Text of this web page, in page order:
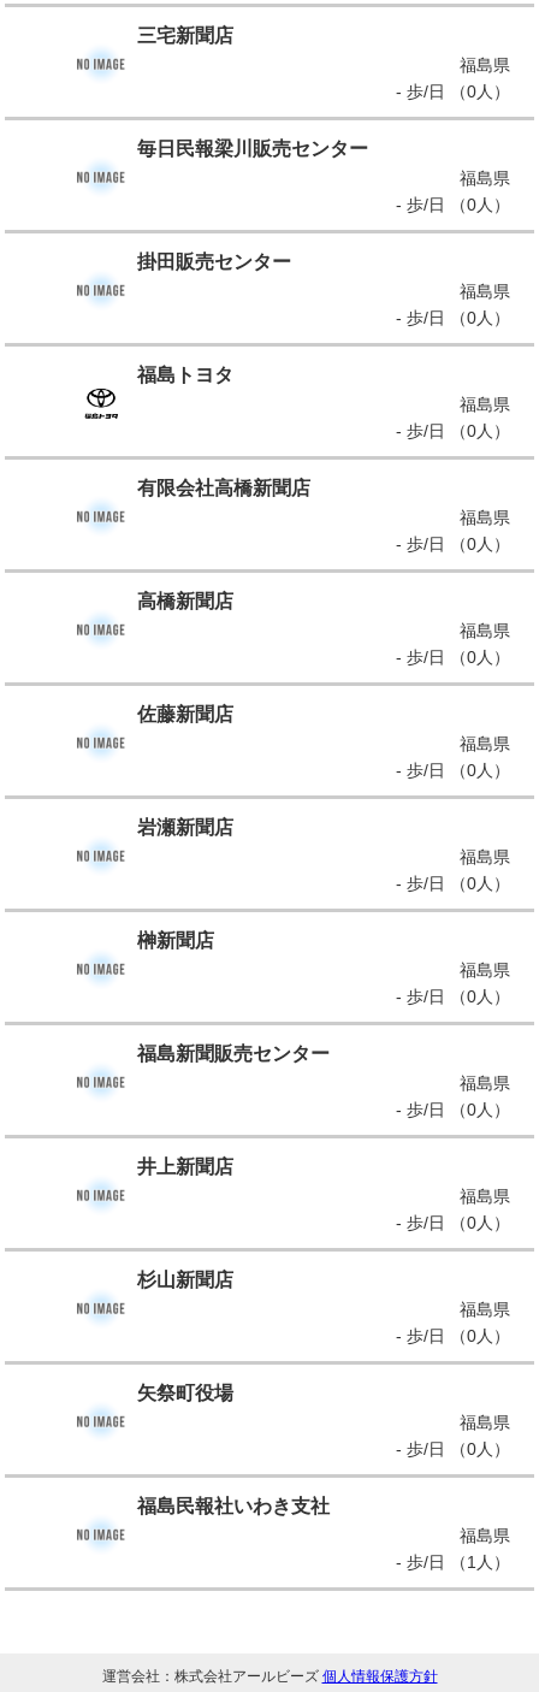
三宅新聞店
福島県
- 歩/日 （0人）
毎日民報梁川販売センター
福島県
- 歩/日 （0人）
掛田販売センター
福島県
- 歩/日 （0人）
福島トヨタ
福島県
- 歩/日 （0人）
有限会社高橋新聞店
福島県
- 歩/日 （0人）
高橋新聞店
福島県
- 歩/日 （0人）
佐藤新聞店
福島県
- 歩/日 （0人）
岩瀬新聞店
福島県
- 歩/日 （0人）
榊新聞店
福島県
- 歩/日 （0人）
福島新聞販売センター
福島県
- 歩/日 （0人）
井上新聞店
福島県
- 歩/日 （0人）
杉山新聞店
福島県
- 歩/日 （0人）
矢祭町役場
福島県
- 歩/日 （0人）
福島民報社いわき支社
福島県
- 歩/日 （1人）
運営会社：株式会社アールビーズ 個人情報保護方針